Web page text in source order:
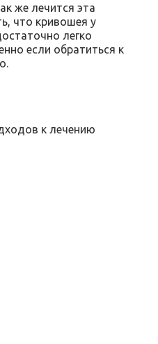
же лечится эта
что кривошея у
легко
если обратиться к
к лечению